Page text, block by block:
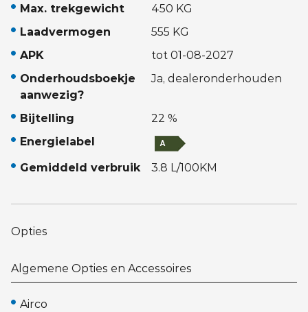
Max. trekgewicht
450 KG
Laadvermogen
555 KG
APK
tot 01-08-2027
Onderhoudsboekje
aanwezig?
Ja, dealeronderhouden
Bijtelling
22 %
Energielabel
Gemiddeld verbruik
3.8 L/100KM
Opties
Algemene Opties en Accessoires
Airco